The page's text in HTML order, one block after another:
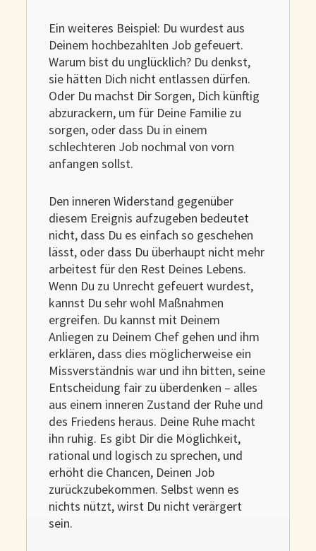
Ein weiteres Beispiel: Du wurdest aus
Deinem hochbezahlten Job gefeuert.
Warum bist du unglücklich? Du denkst,
sie hätten Dich nicht entlassen dürfen.
Oder Du machst Dir Sorgen, Dich künftig
abzurackern, um für Deine Familie zu
sorgen, oder dass Du in einem
schlechteren Job nochmal von vorn
anfangen sollst.
Den inneren Widerstand gegenüber
diesem Ereignis aufzugeben bedeutet
nicht, dass Du es einfach so geschehen
lässt, oder dass Du überhaupt nicht mehr
arbeitest für den Rest Deines Lebens.
Wenn Du zu Unrecht gefeuert wurdest,
kannst Du sehr wohl Maßnahmen
ergreifen. Du kannst mit Deinem
Anliegen zu Deinem Chef gehen und ihm
erklären, dass dies möglicherweise ein
Missverständnis war und ihn bitten, seine
Entscheidung fair zu überdenken – alles
aus einem inneren Zustand der Ruhe und
des Friedens heraus. Deine Ruhe macht
ihn ruhig. Es gibt Dir die Möglichkeit,
rational und logisch zu sprechen, und
erhöht die Chancen, Deinen Job
zurückzubekommen. Selbst wenn es
nichts nützt, wirst Du nicht verärgert
sein.